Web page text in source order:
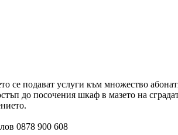
се подават услуги към множество
до посочения шкаф в мазето на
0878 900 608